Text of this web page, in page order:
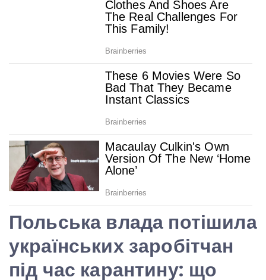
Польська влада потішила
українських заробітчан
під час карантину: що